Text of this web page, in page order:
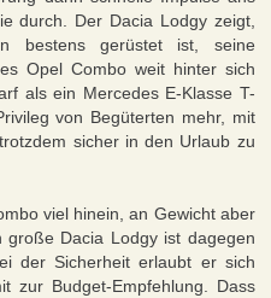
durch. Der Dacia Lodgy zeigt,
bestens gerüstet ist, seine
Opel Combo weit hinter sich
als ein Mercedes E-Klasse T-
von Begüterten mehr, mit
sicher in den Urlaub zu
viel hinein, an Gewicht aber
große Dacia Lodgy ist dagegen
der Sicherheit erlaubt er sich
zur Budget-Empfehlung. Dass